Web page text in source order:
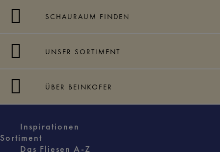
SCHAURAUM FINDEN
UNSER SORTIMENT
ÜBER BEINKOFER
Inspirationen
Sortiment
Das Fliesen A-Z